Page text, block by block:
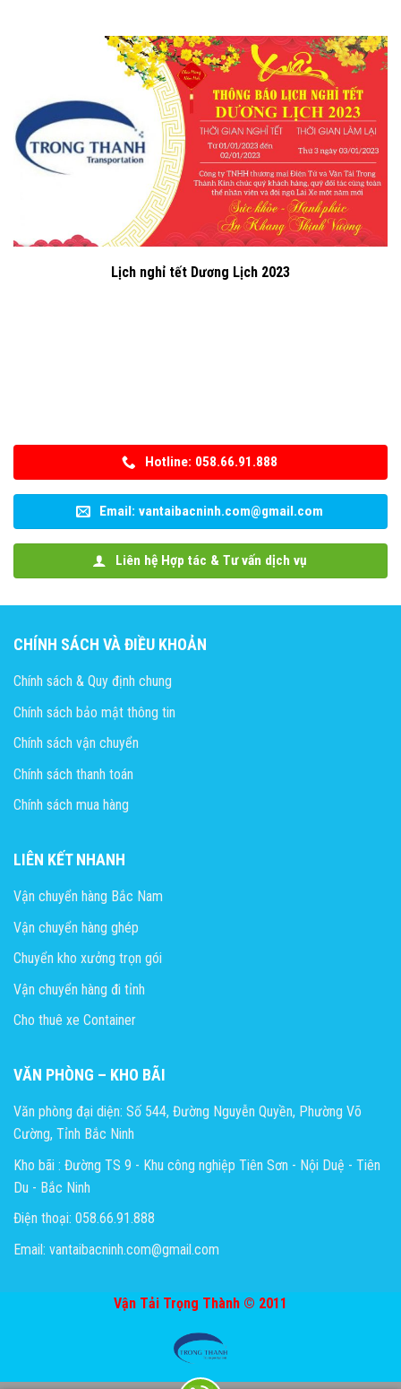
Lịch nghỉ tết Dương Lịch 2023
Hotline: 058.66.91.888
Email: vantaibacninh.com@gmail.com
Liên hệ Hợp tác & Tư vấn dịch vụ
CHÍNH SÁCH VÀ ĐIỀU KHOẢN
Chính sách & Quy định chung
Chính sách bảo mật thông tin
Chính sách vận chuyển
Chính sách thanh toán
Chính sách mua hàng
LIÊN KẾT NHANH
Vận chuyển hàng Bắc Nam
Vận chuyển hàng ghép
Chuyển kho xưởng trọn gói
Vận chuyển hàng đi tỉnh
Cho thuê xe Container
VĂN PHÒNG – KHO BÃI
Văn phòng đại diện: Số 544, Đường Nguyễn Quyền, Phường Võ
Cường, Tỉnh Bắc Ninh
Kho bãi : Đường TS 9 - Khu công nghiệp Tiên Sơn - Nội Duệ - Tiên
Du - Bắc Ninh
Điện thoại: 058.66.91.888
Email: vantaibacninh.com@gmail.com
Vận Tải Trọng Thành © 2011